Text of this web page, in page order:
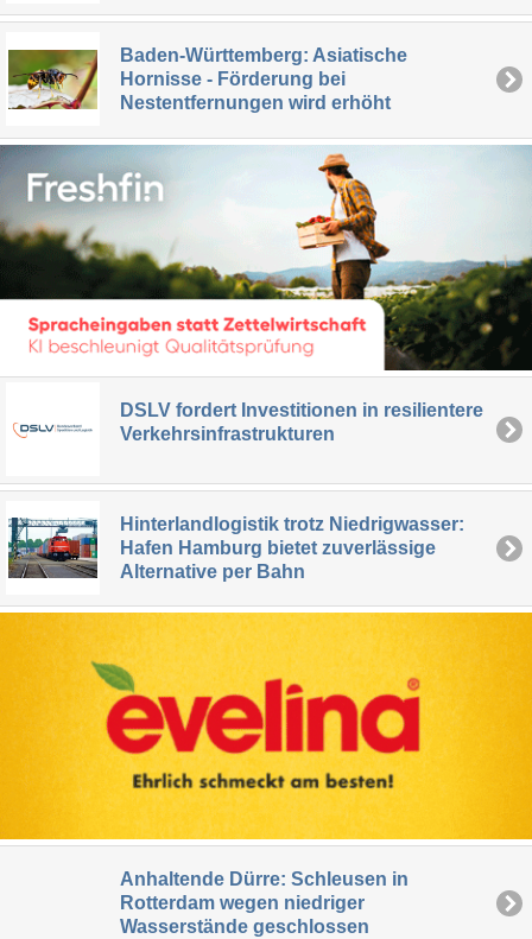
Baden-Württemberg: Asiatische
Hornisse - Förderung bei
Nestentfernungen wird erhöht
DSLV fordert Investitionen in resilientere
Verkehrsinfrastrukturen
Hinterlandlogistik trotz Niedrigwasser:
Hafen Hamburg bietet zuverlässige
Alternative per Bahn
Anhaltende Dürre: Schleusen in
Rotterdam wegen niedriger
Wasserstände geschlossen